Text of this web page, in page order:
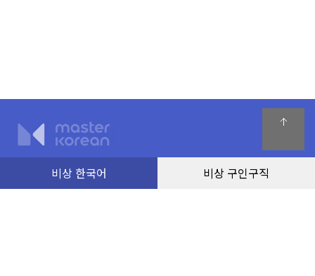
이용약관 분쟁 해결 정책 개인정보 보호 방침 고객센터
비상 한국어 비상 구인구직